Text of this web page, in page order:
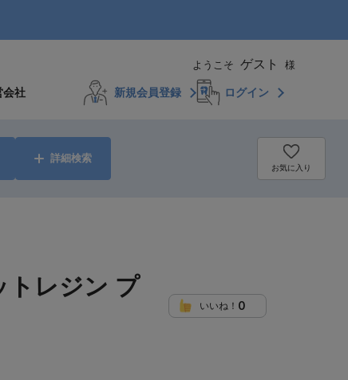
ようこそ ゲスト 様
会社 新規会員登録 ログイン
詳細検索
お気に入り
トレジン プ
いいね！ 0